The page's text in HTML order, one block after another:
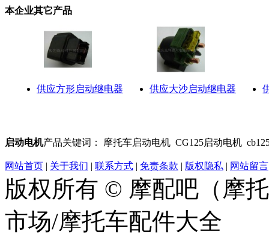
本企业其它产品
供应方形启动继电器 供应大沙启动继电器
启动电机产品关键词： 摩托车启动电机 CG125启动电机
网站首页 | 关于我们 | 联系方式 | 免责条款 | 版权隐私 | 网站留言
版权所有 © 摩配吧（摩
市场/摩托车配件大全